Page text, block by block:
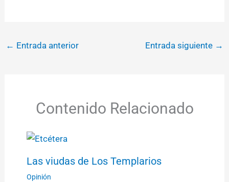
← Entrada anterior Entrada siguiente →
Contenido Relacionado
Las viudas de Los Templarios
Opinión